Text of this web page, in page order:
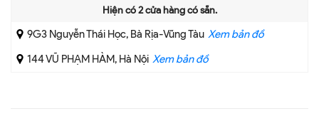
Hiện có2cửa hàng có sẵn.
9G3 Nguyễn Thái Học, Bà Rịa-Vũng Tàu Xem bản đồ
144 VŨ PHẠM HÀM, Hà Nội Xem bản đồ